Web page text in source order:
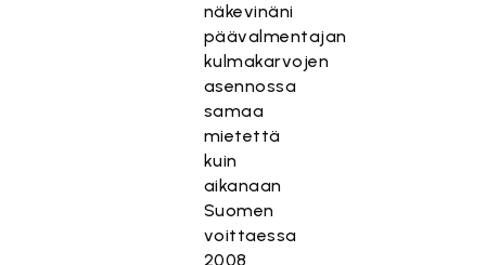
näkevinäni
päävalmentajan
kulmakarvojen
asennossa
samaa
mietettä
kuin
aikanaan
Suomen
voittaessa
2008